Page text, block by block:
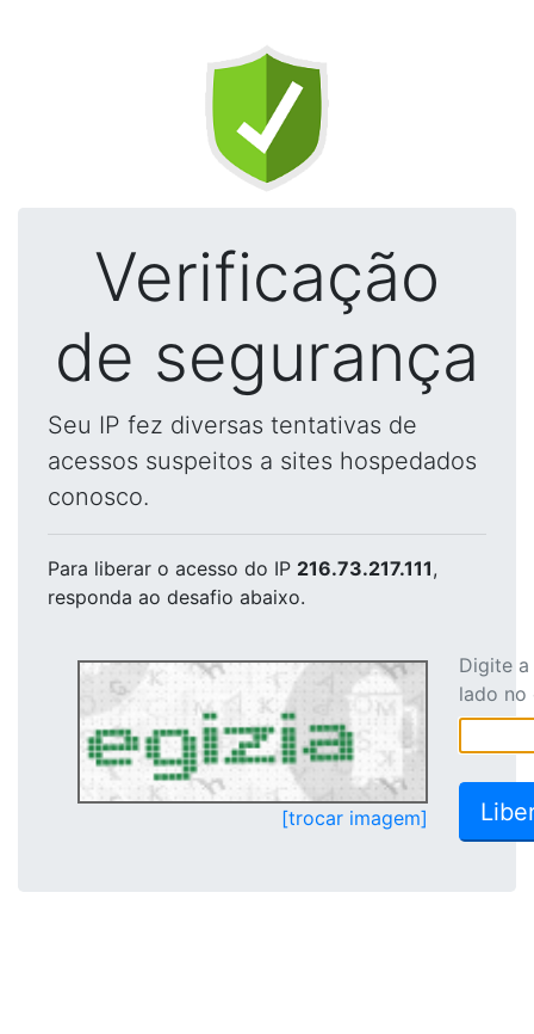
Verificação
de segurança
Seu IP fez diversas tentativas de
acessos suspeitos a sites hospedados
conosco.
Para liberar o acesso do IP 216.73.217.111,
responda ao desafio abaixo.
[trocar imagem]
Digite
lado no